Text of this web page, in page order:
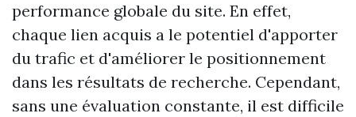
performance globale du site. En effet,
chaque lien acquis a le potentiel d'apporter
du trafic et d'améliorer le positionnement
dans les résultats de recherche. Cependant,
sans une évaluation constante, il est difficile